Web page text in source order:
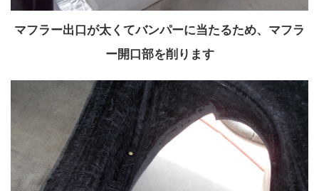
マフラー出口が太くてバンパーに当たるため、マフラ
ー開口部を削ります